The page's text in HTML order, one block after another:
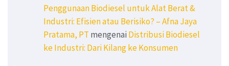
Penggunaan Biodiesel untuk Alat Berat &
Industri: Efisien atau Berisiko? – Afna Jaya
Pratama, PT mengenai Distribusi Biodiesel
ke Industri: Dari Kilang ke Konsumen